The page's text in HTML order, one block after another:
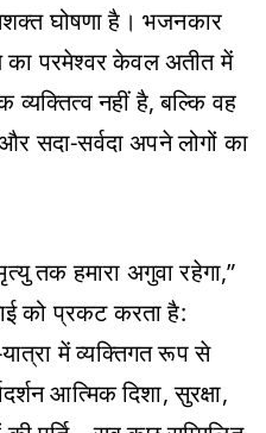
घोषणा है। भजनकार
का परमेश्वर केवल अतीत में
व्यक्तित्व नहीं है, बल्कि वह
सदा-सर्वदा अपने लोगों का
तक हमारा अगुवा रहेगा,”
को प्रकट करता है:
में व्यक्तिगत रूप से
आत्मिक दिशा, सुरक्षा,